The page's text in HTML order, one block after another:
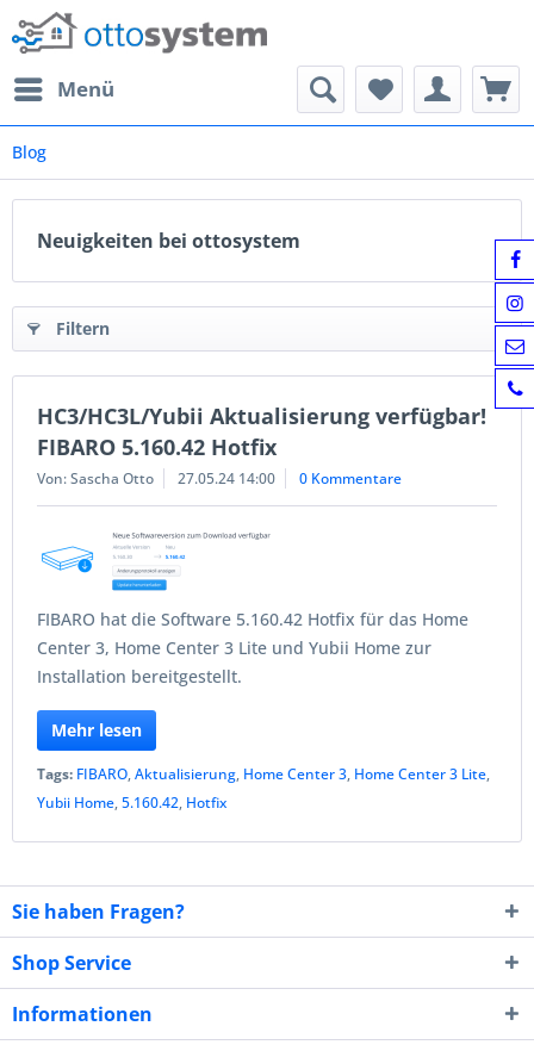
Menü
Blog
Neuigkeiten bei ottosystem
Filtern
HC3/HC3L/Yubii Aktualisierung verfügbar!
FIBARO 5.160.42 Hotfix
Von: Sascha Otto 27.05.24 14:00 0 Kommentare
FIBARO hat die Software 5.160.42 Hotfix für das Home
Center 3, Home Center 3 Lite und Yubii Home zur
Installation bereitgestellt.
Mehr lesen
Tags: FIBARO,Aktualisierung, Home Center 3, Home Center 3 Lite,
Yubii Home,5.160.42, Hotfix
Sie haben Fragen?
Shop Service
Informationen